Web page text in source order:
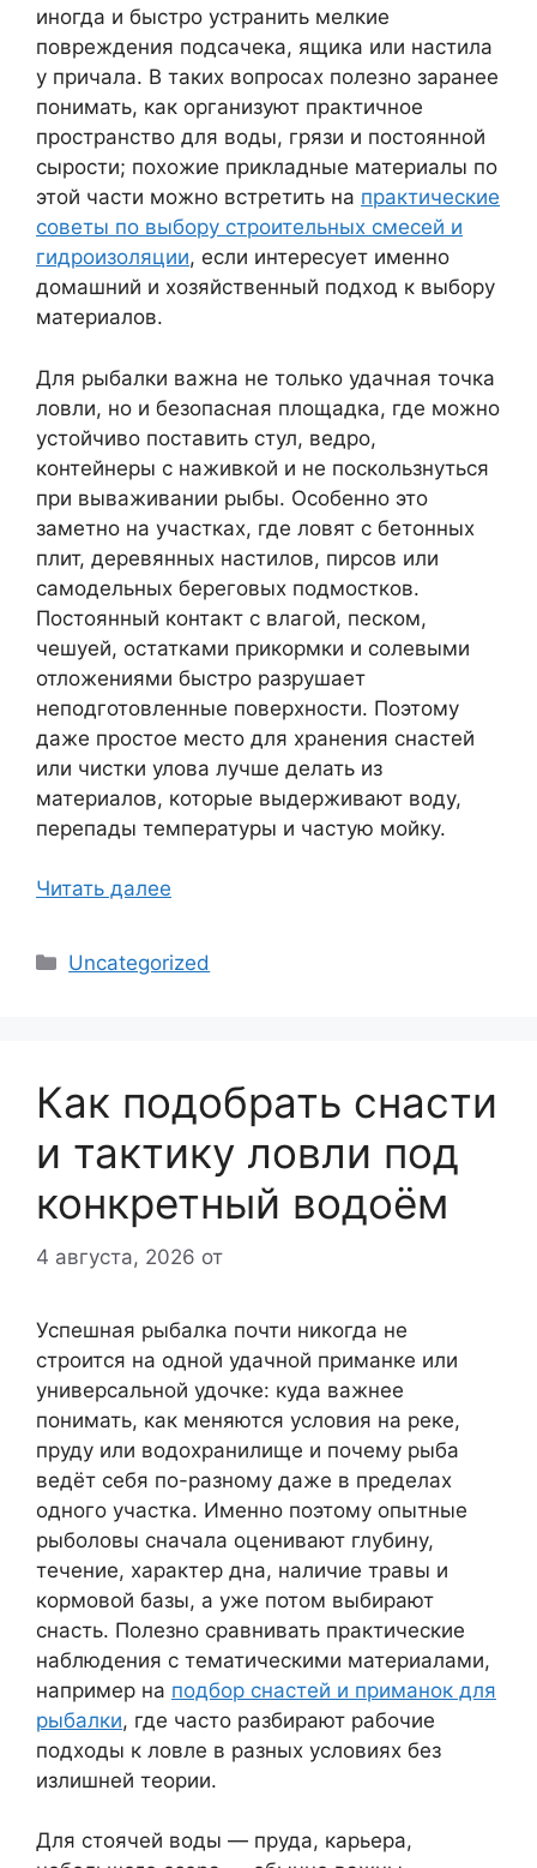
иногда и быстро устранить мелкие
повреждения подсачека, ящика или настила
у причала. В таких вопросах полезно заранее
понимать, как организуют практичное
пространство для воды, грязи и постоянной
сырости; похожие прикладные материалы по
этой части можно встретить на практические
советы по выбору строительных смесей и
гидроизоляции, если интересует именно
домашний и хозяйственный подход к выбору
материалов.
Для рыбалки важна не только удачная точка
ловли, но и безопасная площадка, где можно
устойчиво поставить стул, ведро,
контейнеры с наживкой и не поскользнуться
при вываживании рыбы. Особенно это
заметно на участках, где ловят с бетонных
плит, деревянных настилов, пирсов или
самодельных береговых подмостков.
Постоянный контакт с влагой, песком,
чешуей, остатками прикормки и солевыми
отложениями быстро разрушает
неподготовленные поверхности. Поэтому
даже простое место для хранения снастей
или чистки улова лучше делать из
материалов, которые выдерживают воду,
перепады температуры и частую мойку.
Читать далее
Рубрики
Uncategorized
Как подобрать снасти
и тактику ловли под
конкретный водоём
4 августа, 2026 от
Успешная рыбалка почти никогда не
строится на одной удачной приманке или
универсальной удочке: куда важнее
понимать, как меняются условия на реке,
пруду или водохранилище и почему рыба
ведёт себя по-разному даже в пределах
одного участка. Именно поэтому опытные
рыболовы сначала оценивают глубину,
течение, характер дна, наличие травы и
кормовой базы, а уже потом выбирают
снасть. Полезно сравнивать практические
наблюдения с тематическими материалами,
например на подбор снастей и приманок для
рыбалки, где часто разбирают рабочие
подходы к ловле в разных условиях без
излишней теории.
Для стоячей воды — пруда, карьера,